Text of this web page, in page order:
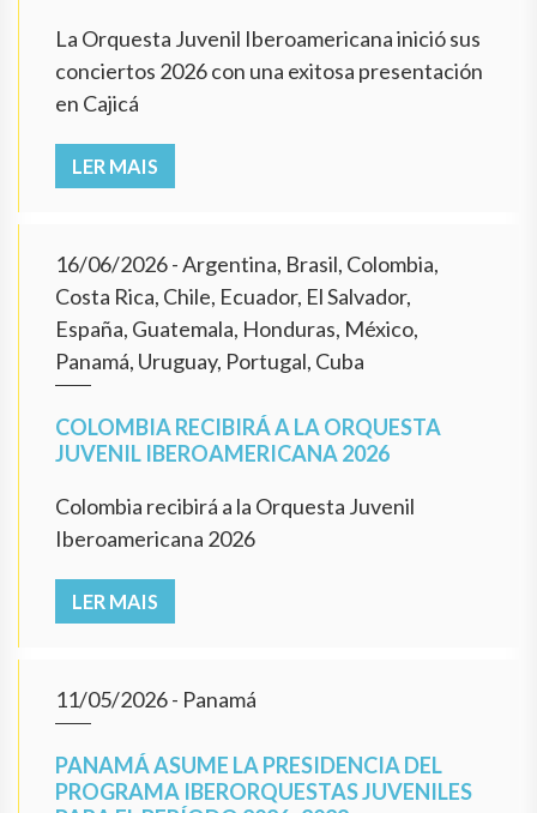
La Orquesta Juvenil Iberoamericana inició sus
conciertos 2026 con una exitosa presentación
en Cajicá
LER MAIS
16/06/2026- Argentina, Brasil, Colombia,
Costa Rica, Chile, Ecuador, El Salvador,
España, Guatemala, Honduras, México,
Panamá, Uruguay, Portugal, Cuba
COLOMBIA RECIBIRÁ A LA ORQUESTA
JUVENIL IBEROAMERICANA 2026
Colombia recibirá a la Orquesta Juvenil
Iberoamericana 2026
LER MAIS
11/05/2026- Panamá
PANAMÁ ASUME LA PRESIDENCIA DEL
PROGRAMA IBERORQUESTAS JUVENILES